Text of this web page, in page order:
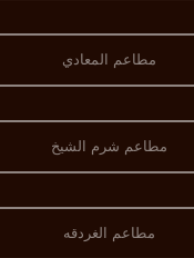
مطاعم المعادي
مطاعم شرم الشيخ
مطاعم الغردقه